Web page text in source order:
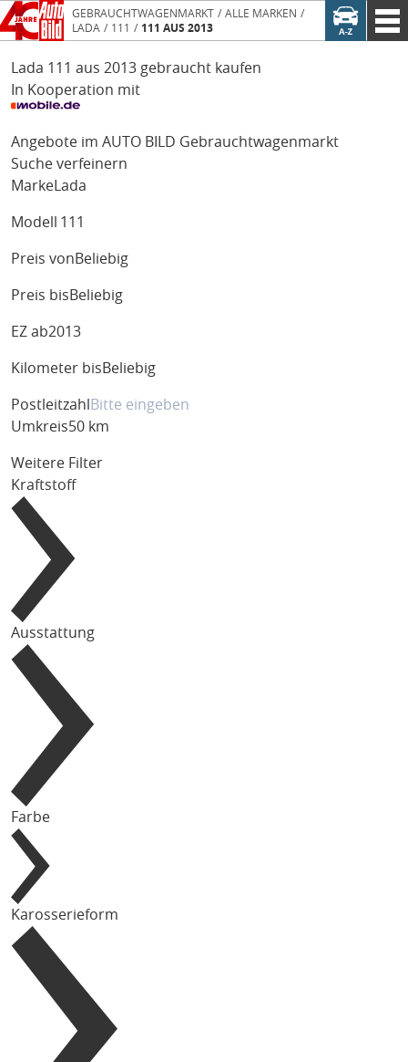
GEBRAUCHTWAGENMARKT
ALLE MARKEN
LADA
111 111 AUS 2013
Lada 111 aus 2013 gebraucht kaufen
In Kooperation mit
Angebote im AUTO BILD Gebrauchtwagenmarkt
Suche verfeinern
MarkeLada
Modell 111
Preis von Beliebig
Preis bis Beliebig
EZ ab2013
Kilometer bis Beliebig
Postleitzahl
Umkreis50 km
Weitere Filter
Kraftstoff
Ausstattung
Farbe
Karosserieform